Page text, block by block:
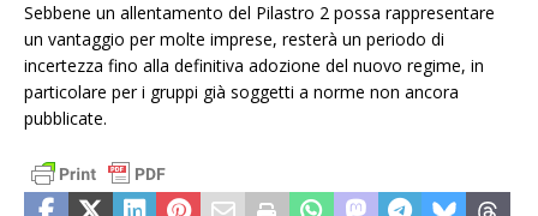
Sebbene un allentamento del Pilastro 2 possa rappresentare
un vantaggio per molte imprese, resterà un periodo di
incertezza fino alla definitiva adozione del nuovo regime, in
particolare per i gruppi già soggetti a norme non ancora
pubblicate.